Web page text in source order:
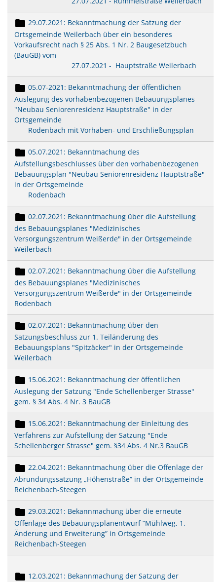
29.07.2021: Bekanntmachung der Satzung der
Ortsgemeinde Weilerbach über ein besonderes
Vorkaufsrecht nach § 25 Abs. 1 Nr. 2 Baugesetzbuch
(BauGB) vom
27.07.2021 - Hauptstraße Weilerbach
05.07-2021: Bekanntmachung der öffentlichen
Auslegung des vorhabenbezogenen Bebauungsplanes
"Neubau Seniorenresidenz Hauptstraße" in der
Ortsgemeinde
Rodenbach mit Vorhaben- und Erschließungsplan
05.07.2021: Bekanntmachung des
Aufstellungsbeschlusses über den vorhabenbezogenen
Bebauungsplan "Neubau Seniorenresidenz Hauptstraße"
in der Ortsgemeinde
Rodenbach
02.07.2021: Bekanntmachung über die Aufstellung
des Bebauungsplanes "Medizinisches
Versorgungszentrum Weißerde" in der Ortsgemeinde
Weilerbach
02.07.2021: Bekanntmachung über die Aufstellung
des Bebauungsplanes "Medizinisches
Versorgungszentrum Weißerde" in der Ortsgemeinde
Rodenbach
02.07.2021: Bekanntmachung über den
Satzungsbeschluss zur 1. Teiländerung des
Bebauungsplans "Spitzäcker" in der Ortsgemeinde
Weilerbach
15.06.2021: Bekanntmachung der öffentlichen
Auslegung der Satzung "Ende Schellenberger Strasse"
gem. § 34 Abs. 4 Nr. 3 BauGB
15.06.2021: Bekanntmachung der Einleitung des
Verfahrens zur Aufstellung der Satzung "Ende
Schellenberger Strasse" gem. §34 Abs. 4 Nr.3 BauGB
22.04.2021: Bekanntmachung über die Offenlage der
Abrundungssatzung „Höhenstraße“ in der Ortsgemeinde
Reichenbach-Steegen
29.03.2021: Bekannmachung über die erneute
Offenlage des Bebauungsplanentwurf “Mühlweg, 1.
Änderung und Erweiterung” in Ortsgemeinde
Reichenbach-Steegen
12.03.2021: Bekannmachung der Satzung der